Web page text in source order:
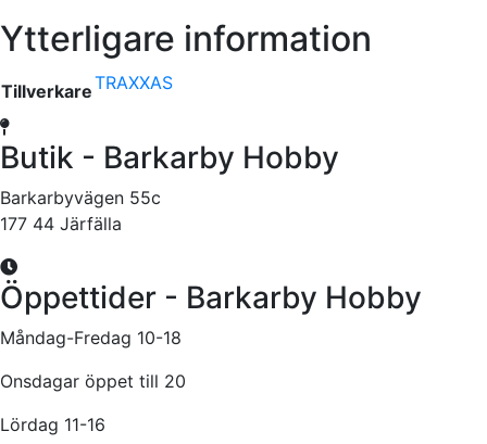
Ytterligare information
TillverkareTRAXXAS
Butik - Barkarby Hobby
Barkarbyvägen 55c
177 44 Järfälla
Öppettider - Barkarby Hobby
Måndag-Fredag 10-18
Onsdagar öppet till 20
Lördag 11-16